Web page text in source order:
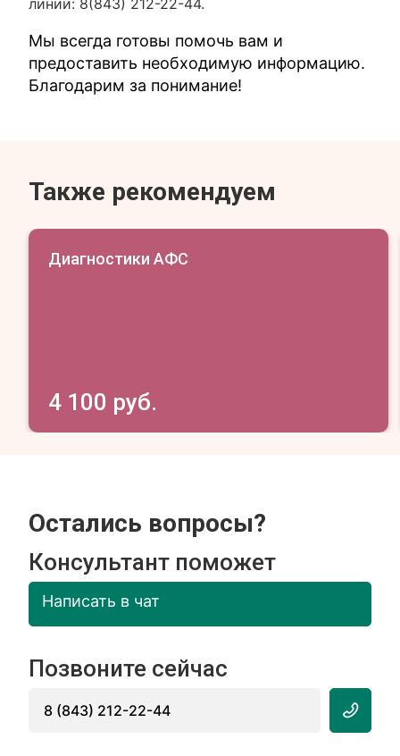
линии: 8(843) 212-22-44.
Мы всегда готовы помочь вам и
предоставить необходимую информацию.
Благодарим за понимание!
Также рекомендуем
Диагностики АФС
4 100 руб.
Остались вопросы?
Консультант поможет
Написать в чат
Позвоните сейчас
8 (843) 212-22-44